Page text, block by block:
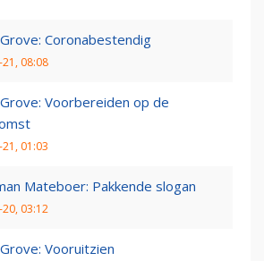
Coronabestendig
08:08
Voorbereiden op de
01:03
Mateboer: Pakkende slogan
03:12
Vooruitzien